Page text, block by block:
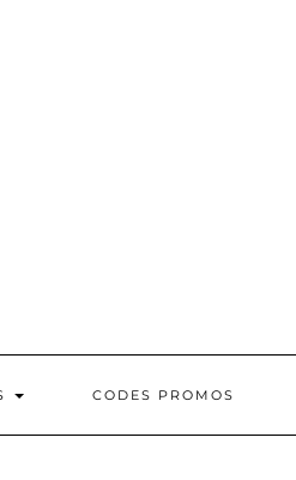
CODES PROMOS